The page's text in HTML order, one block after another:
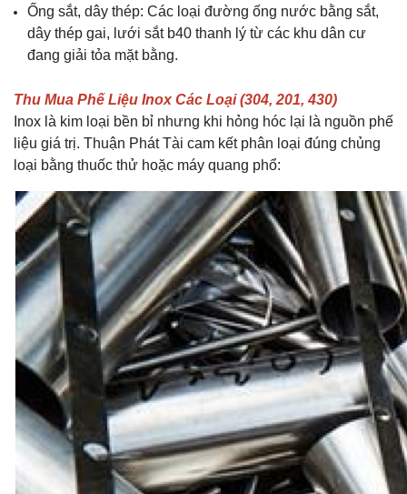
Ống sắt, dây thép: Các loại đường ống nước bằng sắt,
dây thép gai, lưới sắt b40 thanh lý từ các khu dân cư
đang giải tỏa mặt bằng.
Thu Mua Phế Liệu Inox Các Loại (304, 201, 430)
Inox là kim loại bền bỉ nhưng khi hỏng hóc lại là nguồn phế
liệu giá trị. Thuận Phát Tài cam kết phân loại đúng chủng
loại bằng thuốc thử hoặc máy quang phổ: